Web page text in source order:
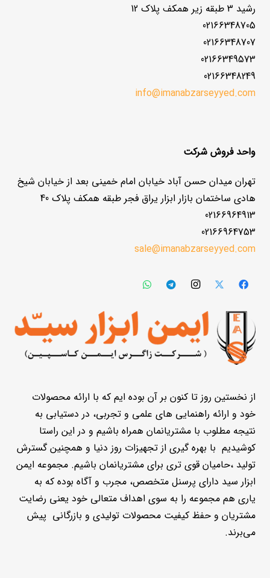
رشید 3 طبقه زیر همکف پلاک 12
02166348705
02166348707
02166349573
02166348249
info@imanabzarseyyed.com
واحد فروش شرکت
تهران میدان حسن آباد خیابان امام خمینی بعد از خیابان شیخ
هادی ساختمان بازار ابزار یراق فجر طبقه همکف پلاک 40
02166964913
02166964753
sale@imanabzarseyyed.com
از نخستین روز تا کنون بر آن بوده ایم که با ارائه محصولات
خود و ارائه راهنمایی های علمی و تجربی، در دستیابی به
نتیجه مطلوب با مشتریانمان همراه باشیم و در این راستا
کوشیدیم با بهره گیری از تجهیزات روز دنیا و همچنین گسترش
تولید ،حامیان قوی تری برای مشتریانمان باشیم. مجموعه ایمن
ابزار سید دارای پرسنل متخصص، مجرب و آگاه بوده که به
یاری هم مجموعه را به سوی اهداف متعالی خود یعنی رضایت
مشتریان و حفظ کیفیت محصولات تولیدی و بازرگانی پیش
می‌برند.